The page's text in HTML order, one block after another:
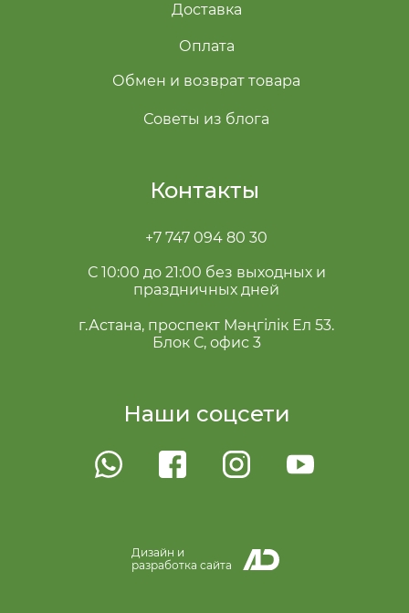
Дизайн и
разработка сайта
Контакты
Наши соцсети
Доставка
Оплата
Обмен и возврат товара
+7 747 094 80 30
С 10:00 до 21:00 без выходных и
праздничных дней
Советы из блога
г.Астана, проспект Мәңгілік Ел 53.
Блок С, офис 3